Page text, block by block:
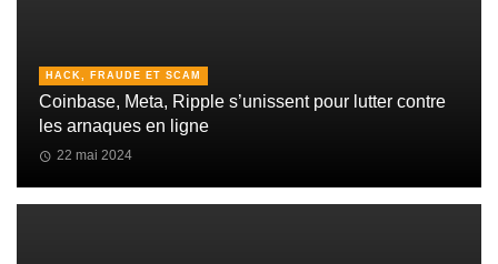
HACK, FRAUDE ET SCAM
Coinbase, Meta, Ripple s’unissent pour lutter contre
les arnaques en ligne
22 mai 2024